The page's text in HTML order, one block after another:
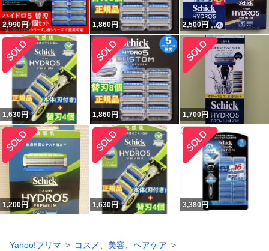
2,990円 1,860円 2,500円
1,630円 1,860円 1,700円
1,200円 1,630円 3,380 円
Yahoo!フリマ
コスメ、美容、ヘアケア